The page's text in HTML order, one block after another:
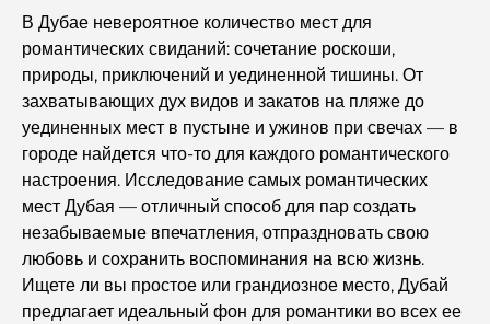
Бары в центре Дубая: полный гид по самым стильным
местам города
Самый большой супермаркет в Дубае: полное
руководство
Полное руководство по индексу платы за
обслуживание в Дубае
Лучшие спортивные клубы Дубая: где фитнес
встречается со стилем жизни
В Дубае невероятное количество мест для
романтических свиданий: сочетание роскоши,
природы, приключений и уединенной тишины. От
захватывающих дух видов и закатов на пляже до
уединенных мест в пустыне и ужинов при свечах — в
городе найдется что-то для каждого романтического
настроения. Исследование самых романтических
мест Дубая — отличный способ для пар создать
незабываемые впечатления, отпраздновать свою
любовь и сохранить воспоминания на всю жизнь.
Ищете ли вы простое или грандиозное место, Дубай
предлагает идеальный фон для романтики во всех ее